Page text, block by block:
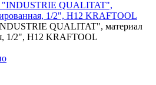
QUALITAT", материал
1/2", H12 KRAFTOOL